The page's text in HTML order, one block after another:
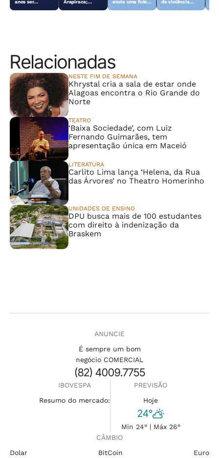
anos ser
Arapiraca;
envie uma foto
de violência
Relacionadas
NESTE FIM DE SEMANA
Khrystal cria a sala de estar onde
Alagoas encontra o Rio Grande do
Norte
TEATRO
‘Baixa Sociedade’, com Luiz
Fernando Guimarães, tem
apresentação única em Maceió
LITERATURA
Carlito Lima lança ‘Helena, da Rua
das Árvores’ no Theatro Homerinho
UNIDADES DE ENSINO
DPU busca mais de 100 estudantes
com direito à indenização da
Braskem
ANUNCIE
É sempre um bom
negócio COMERCIAL
(82) 4009.7755
IBOVESPA
Resumo do mercado:
PREVISÃO
Hoje
24°
Min 24° | Máx 26°
CÂMBIO
Dolar
BitCoin Euro